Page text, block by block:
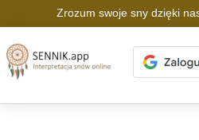
Zrozum swoje sny dzięki